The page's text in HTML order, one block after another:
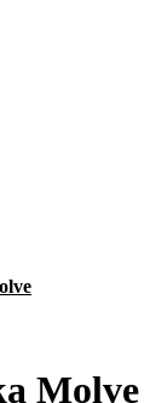
Molve